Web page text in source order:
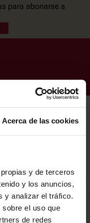
Acerca de las cookies
y de terceros
y los anuncios,
y analizar el tráfico.
el uso que
de redes
para abonarse a
del SASKI BASKONIA